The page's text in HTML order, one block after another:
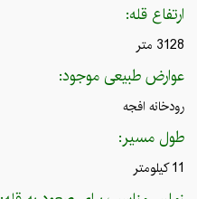
ارتفاع قله:
3128 متر
عوارض طبیعی موجود:
رودخانه افجه
طول مسیر:
11 کیلومتر